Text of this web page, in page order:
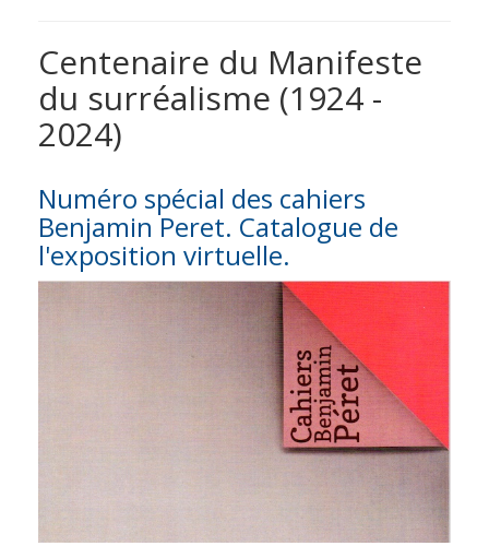
Centenaire du Manifeste
du surréalisme (1924 -
2024)
Numéro spécial des cahiers
Benjamin Peret. Catalogue de
l'exposition virtuelle.